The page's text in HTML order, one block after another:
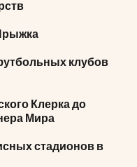
клубов
Клерка до
Мира
стадионов в